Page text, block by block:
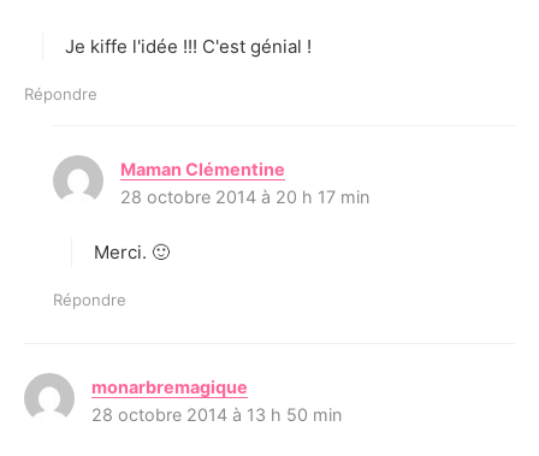
Je kiffe l'idée !!! C'est génial !
Répondre
Maman Clémentine
i
28 octobre 2014 à 20 h 17 min
Merci. 🙂
Répondre
monarbremagique
i
28 octobre 2014 à 13 h 50 min